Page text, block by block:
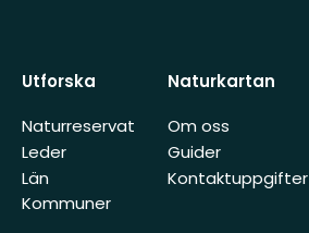
Utforska
Naturreservat
Leder
Län
Kommuner
Naturkartan
Om oss
Guider
Kontaktuppgifter